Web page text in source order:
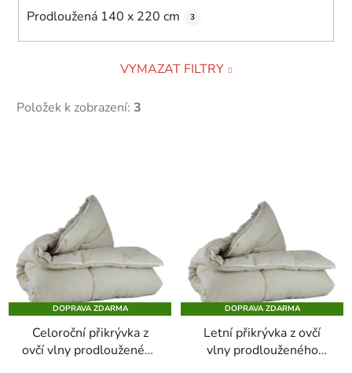
Prodloužená 140 x 220 cm 3
VYMAZAT FILTRY
Položek k zobrazení: 3
p
o
d
DOPRAVA ZDARMA
Celoroční přikrývka z
ovčí vlny prodlouženého
DOPRAVA ZDARMA
Letní přikrývka z ovčí
vlny prodlouženého